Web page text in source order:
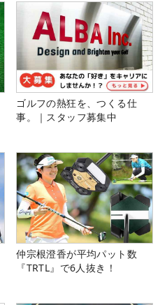
ゴルフの熱狂を、つくる仕
事。｜スタッフ募集中
仲宗根澄香が平均パット数
『TRTL』で6人抜き！